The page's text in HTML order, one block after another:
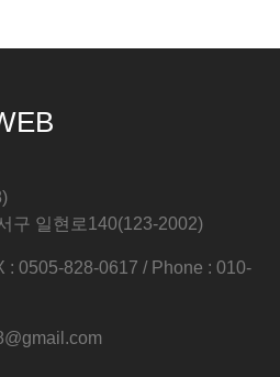
구 일현로140(123-2002)
: 0505-828-0617 / Phone : 010-